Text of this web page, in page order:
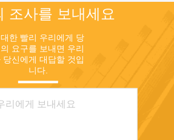
조사를 보내세요
한 빨리 우리에게 당
요구를 보내면 우리
당신에게 대답할 것입
니다.